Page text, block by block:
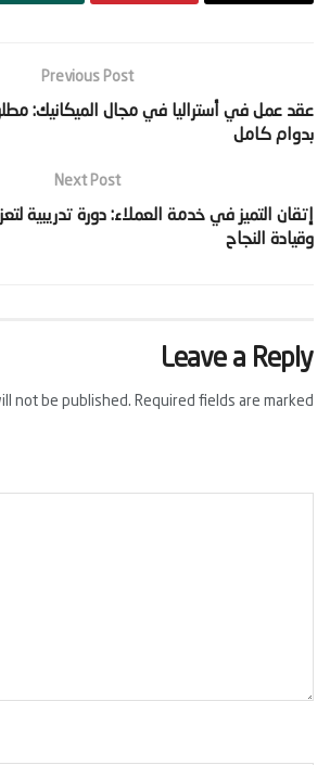
Previous Post
‫عقد عمل في أستراليا في مجال الميكانيك:
بدوام كامل‬
Next Post
‫إتقان التميز في خدمة العملاء: دورة تدريبية
وقيادة النجاح‬
Leave a Reply
not be published. Required fields are marked